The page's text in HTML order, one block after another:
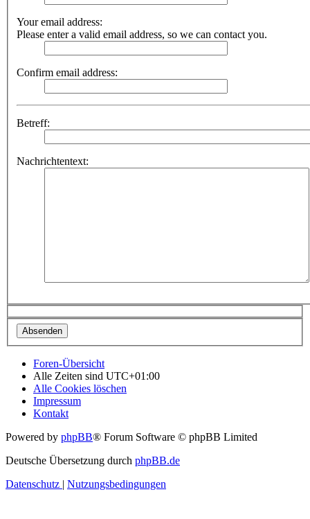
Your email address:
Please enter a valid email address, so we can contact you.
Confirm email address:
Betreff:
Nachrichtentext:
Foren-Übersicht
Alle Zeiten sind UTC+01:00
Alle Cookies löschen
Impressum
Kontakt
Powered by phpBB® Forum Software © phpBB Limited
Deutsche Übersetzung durch phpBB.de
Datenschutz | Nutzungsbedingungen